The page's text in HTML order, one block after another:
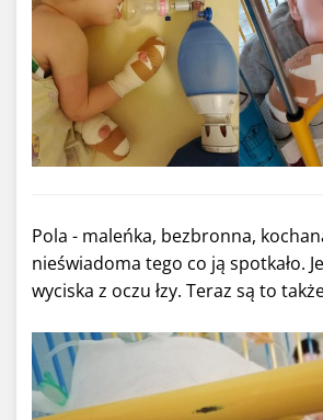
Pola - maleńka, bezbronna,
nieświadoma tego co ją spotkało.
wyciska z oczu łzy. Teraz są to